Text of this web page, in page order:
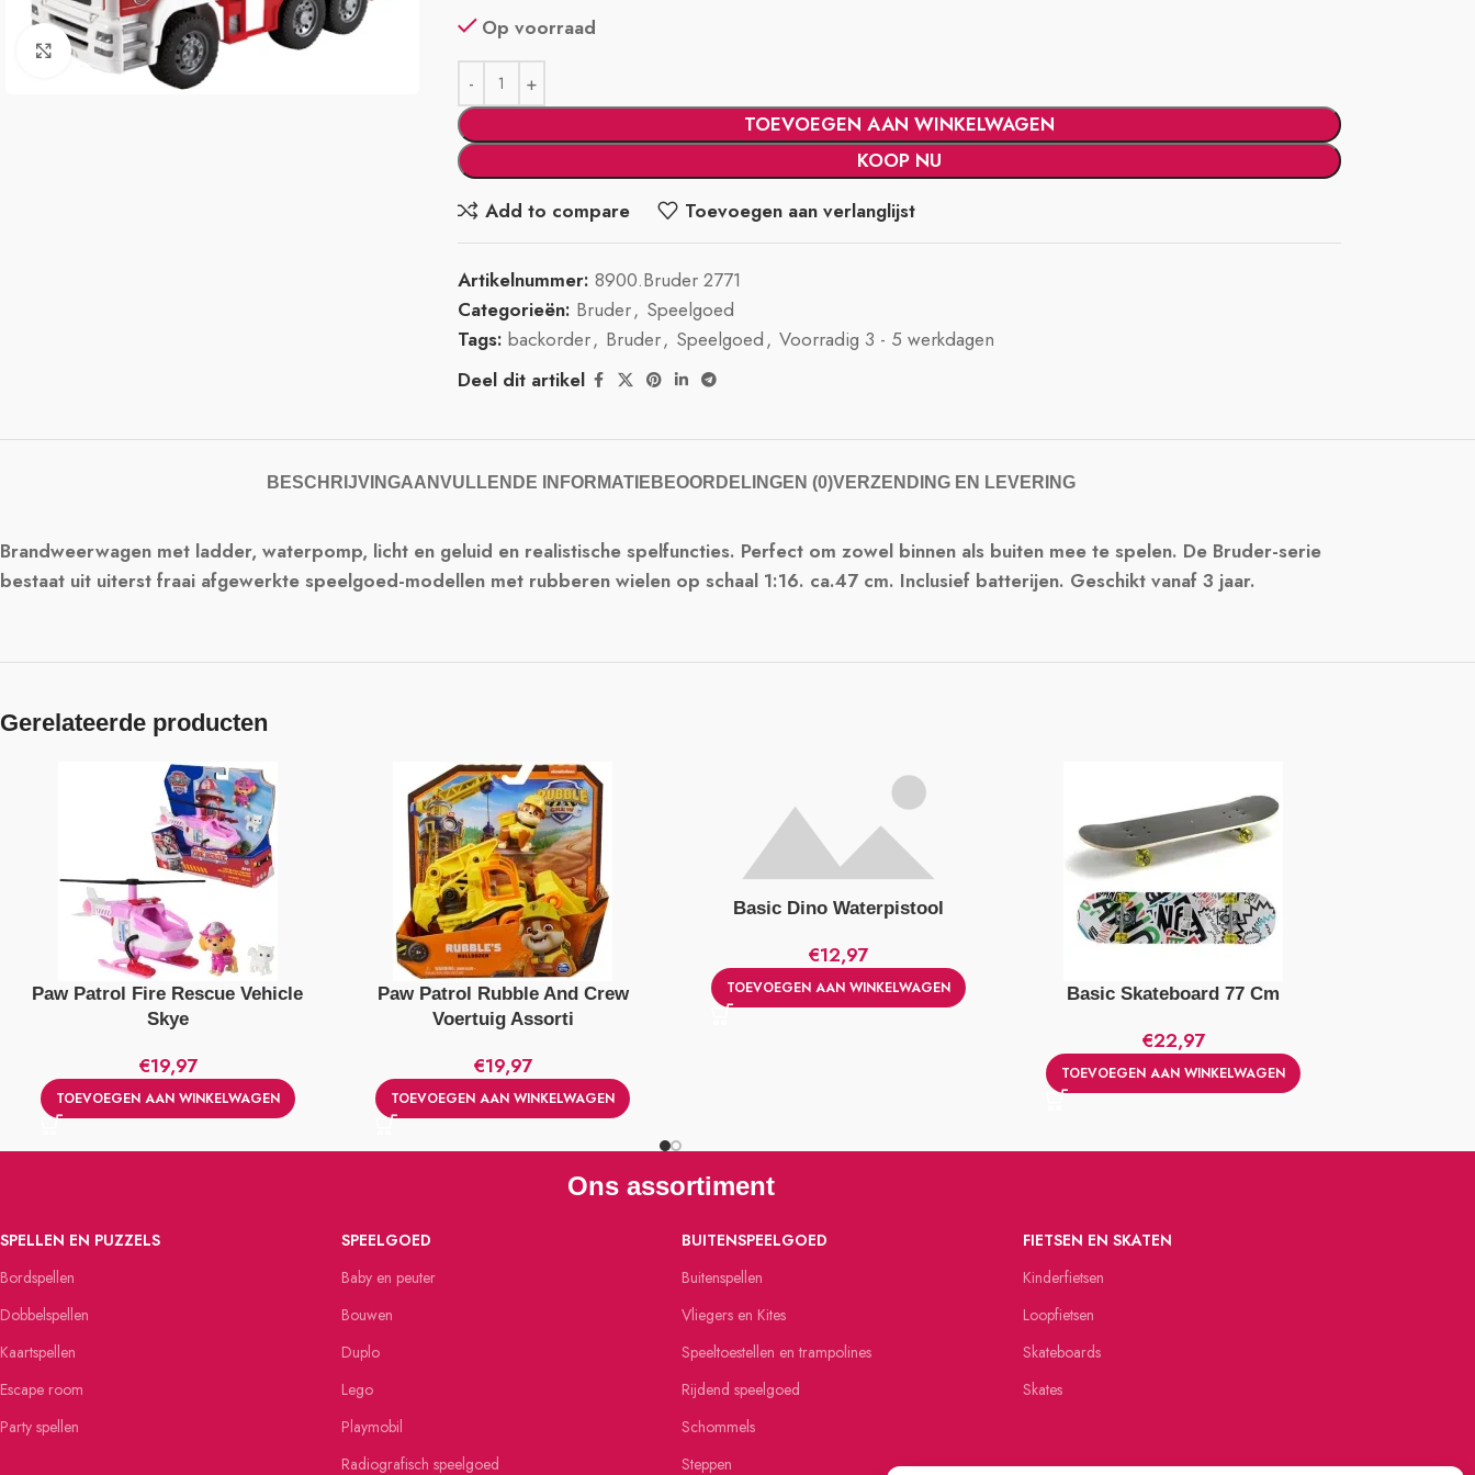
Klik om te vergroten
Op voorraad
TOEVOEGEN AAN WINKELWAGEN
KOOP NU
Add to compare
Toevoegen aan verlanglijst
Artikelnummer:8900.Bruder 2771
Categorieën: Bruder, Speelgoed
Tags: backorder, Bruder, Speelgoed, Voorradig 3 - 5 werkdagen
Deel dit artikel
BESCHRIJVINGAANVULLENDE INFORMATIE BEOORDELINGEN (0)VERZENDING EN LEVERING
Brandweerwagen met ladder, waterpomp, licht en geluid en realistische spelfuncties. Perfect om zowel binnen als buiten mee te spelen. De Bruder-serie
bestaat uit uiterst fraai afgewerkte speelgoed-modellen met rubberen wielen op schaal 1:16. ca.47 cm. Inclusief batterijen. Geschikt vanaf 3 jaar.
Gerelateerde producten
Paw Patrol Fire Rescue Vehicle
Skye
€19,97
TOEVOEGEN AAN WINKELWAGEN
Paw Patrol Rubble And Crew
Voertuig Assorti
€19,97
TOEVOEGEN AAN WINKELWAGEN
Basic Dino Waterpistool
€12,97
TOEVOEGEN AAN WINKELWAGEN Basic Skateboard 77 Cm
€22,97
TOEVOEGEN AAN WINKELWAGEN
Ons assortiment
SPELLEN EN PUZZELS
Bordspellen
Dobbelspellen
Kaartspellen
Escape room
Party spellen
SPEELGOED
Baby en peuter
Bouwen
Duplo
Lego
Playmobil
Radiografisch speelgoed
BUITENSPEELGOED
Buitenspellen
Vliegers en Kites
Speeltoestellen en trampolines
Rijdend speelgoed
Schommels
Steppen
FIETSEN EN SKATEN
Kinderfietsen
Loopfietsen
Skateboards
Skates